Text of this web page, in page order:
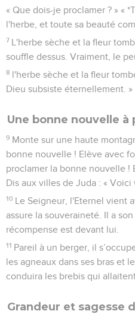
« Que dois-je proclamer ? » «
l'herbe, et toute sa beauté
7 L'herbe sèche et la fleur
souffle dessus. Vraiment, le
8 l'herbe sèche et la fleur
Dieu subsiste éternellement. »
Une bonne nouvelle à
9 Monte sur une haute
bonne nouvelle ! Elève avec
proclamer la bonne nouvelle !
Dis aux villes de Juda : « Voici
10 Le Seigneur, l'Eternel vient
assure la souveraineté. Il a
récompense est devant lui.
11 Pareil à un berger, il
les agneaux dans ses bras et
conduira les brebis qui
Grandeur et sagesse